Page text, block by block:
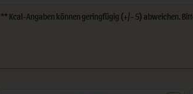
** Kcal-Angaben können geringfügig (+/- 5) abweichen.